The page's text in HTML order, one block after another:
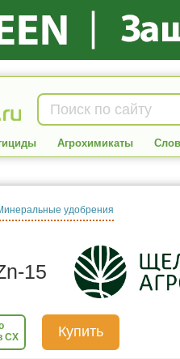
Агрохимикаты
удобрения
15
СХ
Купить